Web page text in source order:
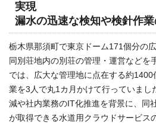
実現
漏水の迅速な検知や検針作
栃木県那須町で東京ドーム171個分の
同別荘地内の別荘の管理・運営などを
では、広大な管理地に点在する約
業を3人で丸1カ月かけて行っていまし
減や社内業務のIT化推進を背景に、同
が取得できる水道用クラウドサービス